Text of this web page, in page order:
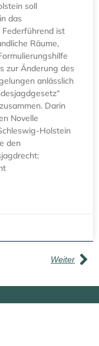
soll
das
ist
Räume,
zur Änderung des
anlässlich
Darin
Novelle
Holstein
den
Weiter